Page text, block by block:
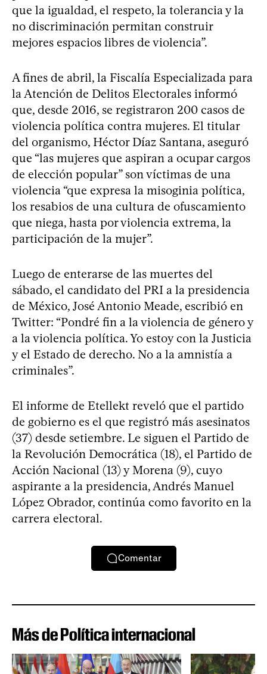
que la igualdad, el respeto, la tolerancia y la
no discriminación permitan construir
mejores espacios libres de violencia”.
A fines de abril, la Fiscalía Especializada para
la Atención de Delitos Electorales informó
que, desde 2016, se registraron 200 casos de
violencia política contra mujeres. El titular
del organismo, Héctor Díaz Santana, aseguró
que “las mujeres que aspiran a ocupar cargos
de elección popular” son víctimas de una
violencia “que expresa la misoginia política,
los resabios de una cultura de ofuscamiento
que niega, hasta por violencia extrema, la
participación de la mujer”.
Luego de enterarse de las muertes del
sábado, el candidato del PRI a la presidencia
de México, José Antonio Meade, escribió en
Twitter: “Pondré fin a la violencia de género y
a la violencia política. Yo estoy con la Justicia
y el Estado de derecho. No a la amnistía a
criminales”.
El informe de Etellekt reveló que el partido
de gobierno es el que registró más asesinatos
(37) desde setiembre. Le siguen el Partido de
la Revolución Democrática (18), el Partido de
Acción Nacional (13) y Morena (9), cuyo
aspirante a la presidencia, Andrés Manuel
López Obrador, continúa como favorito en la
carrera electoral.
Comentar
Más de Política internacional